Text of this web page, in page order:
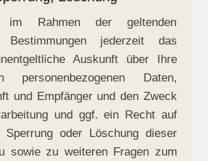
im Rahmen der geltenden
Bestimmungen jederzeit das
Auskunft über Ihre
personenbezogenen Daten,
und Empfänger und den Zweck
und ggf. ein Recht auf
Sperrung oder Löschung dieser
sowie zu weiteren Fragen zum